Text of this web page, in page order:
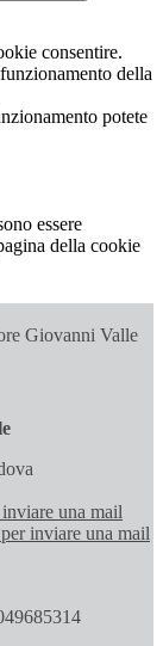
consentire.
della
potete
essere
della cookie
Giovanni Valle
una mail
inviare una mail